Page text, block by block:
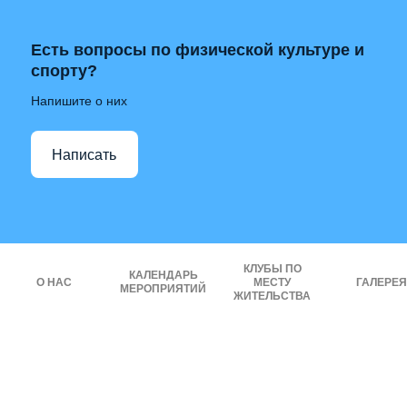
Есть вопросы по физической культуре и
спорту?
Напишите о них
Написать
О НАС
КАЛЕНДАРЬ
МЕРОПРИЯТИЙ
КЛУБЫ ПО
МЕСТУ
ЖИТЕЛЬСТВА
ГАЛЕРЕЯ